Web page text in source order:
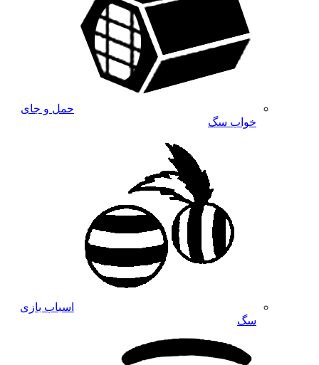
حمل و جای
خواب سگ
اسباب بازی
سگ